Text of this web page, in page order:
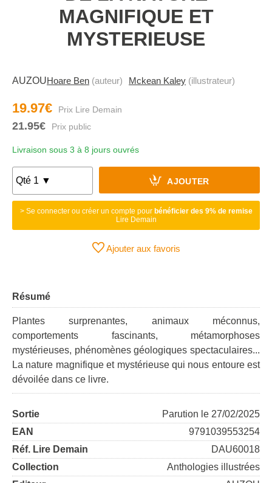
MAGNIFIQUE ET
MYSTERIEUSE
AUZOUHoare Ben (auteur) Mckean Kaley (illustrateur)
19.97€
21.95€
Livraison sous 3 à 8 jours ouvrés
AJOUTER
> Se connecter ou créer un compte pour bénéficier des 9% de remise
Lire Demain
Ajouter aux favoris
Résumé
Plantes surprenantes, animaux méconnus,
comportements fascinants, métamorphoses
mystérieuses, phénomènes géologiques spectaculaires...
La nature magnifique et mystérieuse qui nous entoure est
dévoilée dans ce livre.
Sortie
Parution le 27/02/2025
EAN
9791039553254
Réf. Lire Demain
DAU60018
Collection
Anthologies illustrées